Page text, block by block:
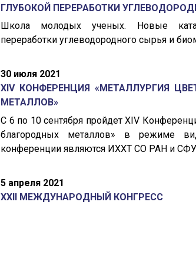
ГЛУБОКОЙ ПЕРЕРАБОТКИ
Школа молодых ученых. Новые
переработки углеводородного сырья и
30 июля 2021
XIV КОНФЕРЕНЦИЯ «МЕТАЛЛУРГИЯ
МЕТАЛЛОВ»
С 6 по 10 сентября пройдет XIV
благородных металлов» в режиме
конференции являются ИХХТ СО РАН и
5 апреля 2021
XXII МЕЖДУНАРОДНЫЙ КОНГРЕСС